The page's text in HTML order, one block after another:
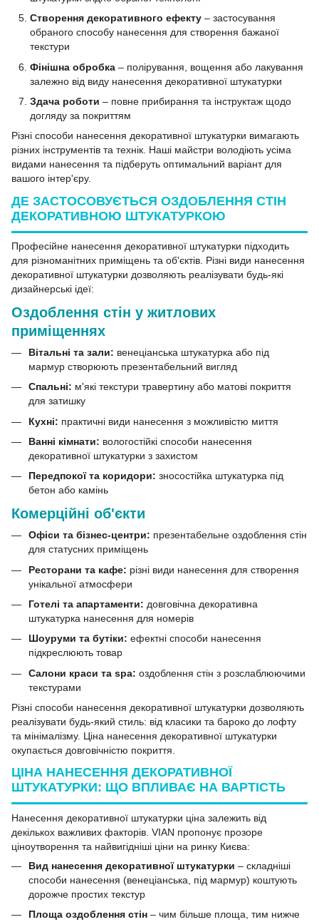
Створення декоративного ефекту – застосування
обраного способу нанесення для створення бажаної
текстури
Фінішна обробка – полірування, вощення або лакування
залежно від виду нанесення декоративної штукатурки
Здача роботи – повне прибирання та інструктаж щодо
догляду за покриттям
Різні способи нанесення декоративної штукатурки вимагають
різних інструментів та технік. Наші майстри володіють усіма
видами нанесення та підберуть оптимальний варіант для
вашого інтер'єру.
ДЕ ЗАСТОСОВУЄТЬСЯ ОЗДОБЛЕННЯ СТІН
ДЕКОРАТИВНОЮ ШТУКАТУРКОЮ
Професійне нанесення декоративної штукатурки підходить
для різноманітних приміщень та об'єктів. Різні види нанесення
декоративної штукатурки дозволяють реалізувати будь-які
дизайнерські ідеї:
Оздоблення стін у житлових
приміщеннях
Вітальні та зали: венеціанська штукатурка або під
мармур створюють презентабельний вигляд
Спальні: м'які текстури травертину або матові покриття
для затишку
Кухні: практичні види нанесення з можливістю миття
Ванні кімнати: вологостійкі способи нанесення
декоративної штукатурки з захистом
Передпокої та коридори: зносостійка штукатурка під
бетон або камінь
Комерційні об'єкти
Офіси та бізнес-центри: презентабельне оздоблення стін
для статусних приміщень
Ресторани та кафе: різні види нанесення для створення
унікальної атмосфери
Готелі та апартаменти: довговічна декоративна
штукатурка нанесення для номерів
Шоуруми та бутіки: ефектні способи нанесення
підкреслюють товар
Салони краси та spa: оздоблення стін з розслаблюючими
текстурами
Різні способи нанесення декоративної штукатурки дозволяють
реалізувати будь-який стиль: від класики та бароко до лофту
та мінімалізму. Ціна нанесення декоративної штукатурки
окупається довговічністю покриття.
ЦІНА НАНЕСЕННЯ ДЕКОРАТИВНОЇ
ШТУКАТУРКИ: ЩО ВПЛИВАЄ НА ВАРТІСТЬ
Нанесення декоративної штукатурки ціна залежить від
декількох важливих факторів. VIAN пропонує прозоре
ціноутворення та найвигідніші ціни на ринку Києва:
Вид нанесення декоративної штукатурки – складніші
способи нанесення (венеціанська, під мармур) коштують
дорожче простих текстур
Площа оздоблення стін – чим більше площа, тим нижче